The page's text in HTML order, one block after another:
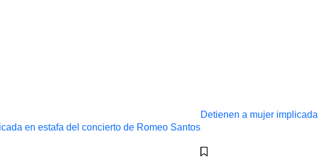
Detienen a mujer